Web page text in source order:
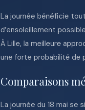
La journée bénéficie
d’ensoleillement
À Lille, la meilleure
une forte probabilité de
Comparaisons
La journée du 18 mai se